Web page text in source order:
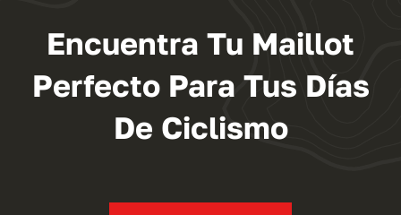
Encuentra Tu Maillot
Perfecto Para Tus Días
De Ciclismo